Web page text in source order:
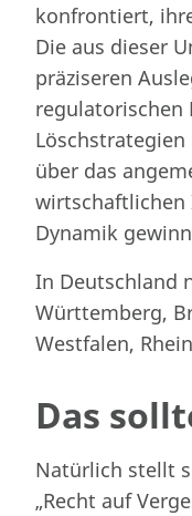
konfrontiert,
Die aus dieser
präziseren
regulatorischen
über das
wirtschaftlichen
Dynamik
In Deutschland
Württemberg,
Westfalen,
Das
Natürlich stellt
„Recht auf